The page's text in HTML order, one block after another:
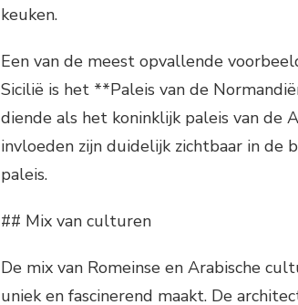
keuken.
Een van de meest opvallende
Sicilië is het **Paleis van de
diende als het koninklijk paleis van de
invloeden zijn duidelijk zichtbaar in de
paleis.
## Mix van culturen
De mix van Romeinse en Arabische
uniek en fascinerend maakt. De